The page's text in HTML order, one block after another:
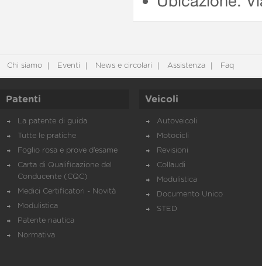
Chi siamo Eventi News e circolari Assistenza Faq
Patenti
La patente di guida
Tutte le pratiche
Foglio rosa e prove d’esame
Carta di Qualificazione del
Conducente (CQC)
Medici Certificatori - Novità
Modulistica
Patente nautica
Normativa
Veicoli
Autoveicoli
Motocicli
Revisioni
Collaudi
Modulistica
Documento Unico
STED